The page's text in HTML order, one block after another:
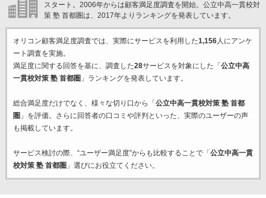
スタート。2006年からは顧客満足度調査を開始。公立中高一貫校対
策 塾 首都圏は、2017年よりランキングを発表しています。
オリコン顧客満足度調査では、実際にサービスを利用した1,156人にアンケ
ート調査を実施。
満足度に関する回答を基に、調査した28サービスを対象にした「 公立中高
一貫校対策 塾 首都圏 」ランキングを発表しています。
総合満足度だけでなく、様々な切り口から「 公立中高一貫校対策 塾 首都
圏 」を評価。さらに回答者の口コミや評判といった、実際のユーザーの声
も掲載しています。
サービス検討の際、“ユーザー満足度”からも比較することで「 公立中高一貫
校対策 塾 首都圏 」選びにお役立てください。